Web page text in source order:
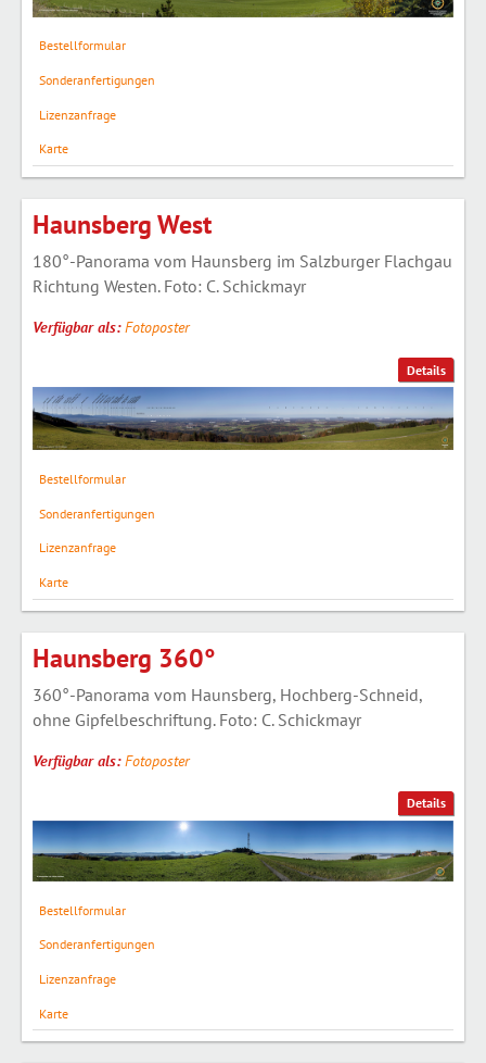
Bestellformular
Sonderanfertigungen
Lizenzanfrage
Karte
Details
Haunsberg West
180°-Panorama vom Haunsberg im Salzburger Flachgau
Richtung Westen. Foto: C. Schickmayr
Verfügbar als:Fotoposter
Bestellformular
Sonderanfertigungen
Lizenzanfrage
Karte
Details
Haunsberg 360°
360°-Panorama vom Haunsberg, Hochberg-Schneid,
ohne Gipfelbeschriftung. Foto: C. Schickmayr
Verfügbar als:Fotoposter
Bestellformular
Sonderanfertigungen
Lizenzanfrage
Karte